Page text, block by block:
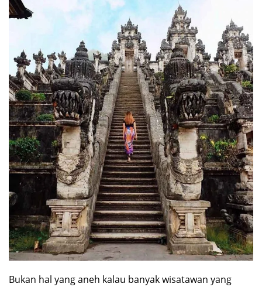
Bukan hal yang aneh kalau banyak wisatawan yang